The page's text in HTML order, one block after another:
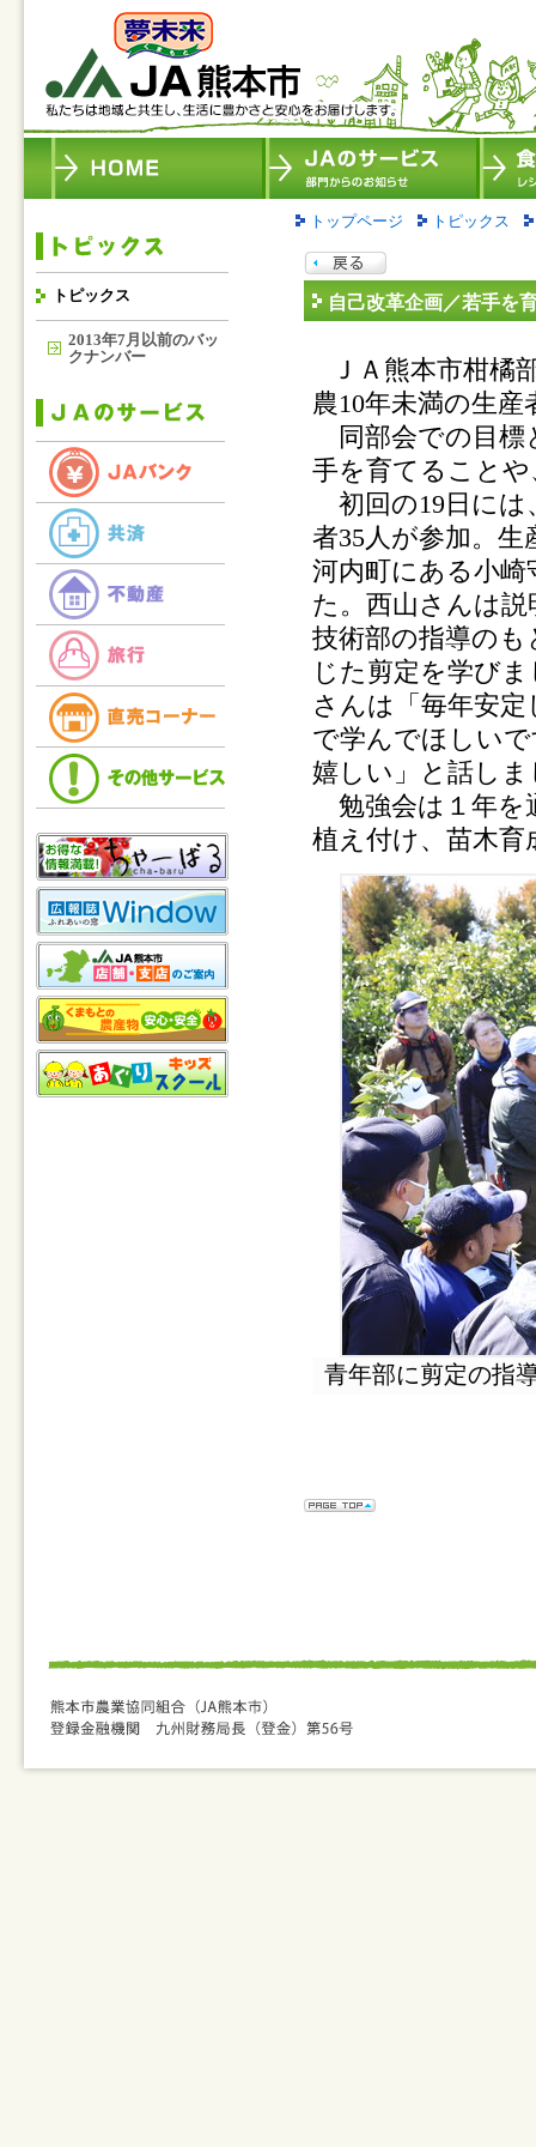
トピックス
2013年7月以前のバッ
クナンバー
トップページ トピックス
自己改革企画／若手を
ＪＡ熊本市柑橘
農10年未満の生産
同部会での目標
手を育てること
初回の19日には
者35人が参加。生
河内町にある小
た。西山さんは
技術部の指導のも
じた剪定を学び
さんは「毎年安
で学んでほしい
嬉しい」と話しま
勉強会は１年を
植え付け、苗木
青年部に剪定の指